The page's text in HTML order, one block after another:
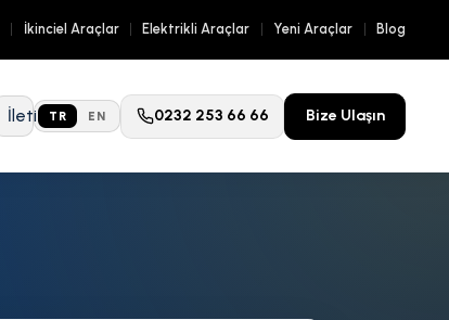
İkinciel Araçlar Elektrikli Araçlar Yeni Araçlar Blog
İletişim
TR EN 0232 253 66 66 Bize Ulaşın